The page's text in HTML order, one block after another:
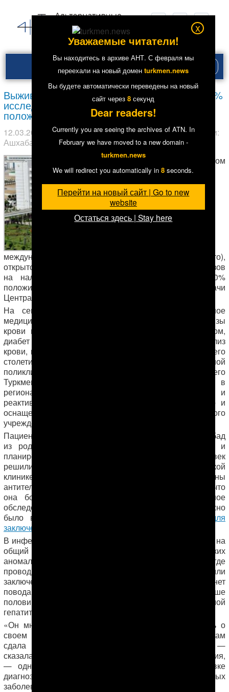
меню
Выживает сильнейший. В Туркменистане 70%
исследований на вирус гепатита C дают
положительный результат
12.03.2018 в рубрикеГлавное,Здравоохранение. Метки:
Ашхабад
2
12406
В новом
международном учебно-научном центре (на фото),
открытом в
в 2015 году, результаты анализов
на наличие самого опасного гепатита C на 70%
положительные. Этого не скрывают даже сами врачи
Центра.
На сегодняшний день этот Центр – единственное
медицинское учреждение в стране, где проводят анализы
крови на такие заболевания, как гепатит всех форм,
диабет и ряд других, а также биохимический анализ
крови, который в конце прошлого и в начале нынешнего
столетий элементарно проводился в любой районной
поликлинике. Однако сейчас пациентов со всего
Туркменистана направляют в столицу, потому что в
регионах нет необходимых лабораторных реагентов и
реактивов, к тому же нужно окупить строительство и
оснащение Центра – полностью хозрасчетного
учреждения.
Пациентка
приехала на обследование в Ашхабад
из родного
и
планированием новой семьи она и ее молодой человек
решили сдать анализы на ВИЧ и гепатит. В турецкой
клинике врачи сообщили: в крови девушки выявлены
антитела к вирусу гепатита C. Хотя это не означает, что
она больна, Марал решила пройти дополнительное
обследование в Туркменистане, куда ей как раз и нужно
было вернуться для сбора необходимых бумаг
для
заключения брака
В инфекционной больнице в Мары врачи взяли кровь на
общий анализ, а также сделали УЗИ печени, но никаких
аномалий не нашли. Однако в санэпидемстанции, где
проводился анализ крови на антитела, подтвердили
заключение турецких врачей. Доктор «успокоил»: нет
повода для переживаний, «в Туркменистане больше
половины населения больны той или иной формой
гепатита».
«Он мне сказал, что если я так сильно беспокоюсь о
своем здоровье, то чтобы поезжала в Ашхабад и там
сдала ПЦР-анализ на наличие самого вируса», —
сказала Марал. ПЦР, или полимеразная цепная реакция,
— одна из самых точных технологий в постановке
диагнозов, касающихся инфекционных и вирусных
заболеваний.
x
Уважаемые читатели!
Вы находитесь в архиве АНТ. С февраля мы
переехали на новый доменturkmen.news
Вы будете автоматически переведены на новый
сайт через7 секунд
Dear readers!
Currently you are seeing the archives of ATN. In
February we have moved to a new domain -
turkmen.news
We will redirect you automatically in7 seconds.
Перейти на новый сайт | Go to new
website
Остаться здесь | Stay here